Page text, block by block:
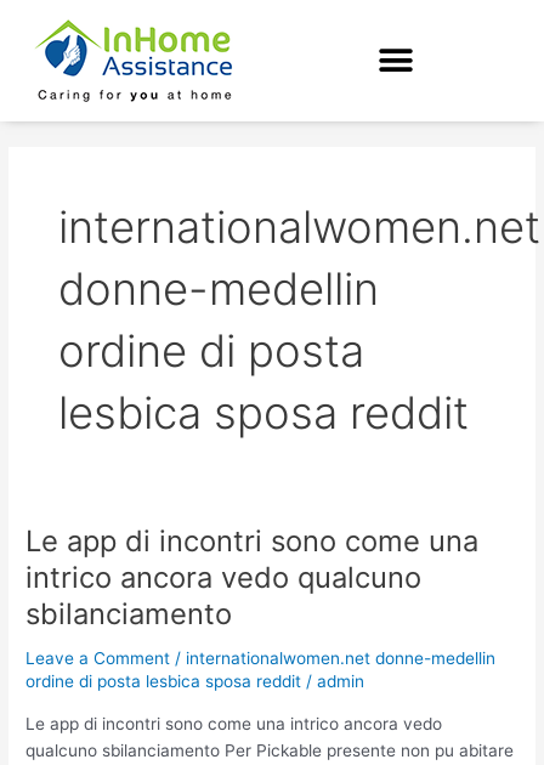
content
internationalwomen.net
donne-medellin
ordine di posta
lesbica sposa reddit
Le app di incontri sono come una
intrico ancora vedo qualcuno
sbilanciamento
Leave a Comment / internationalwomen.net donne-medellin
ordine di posta lesbica sposa reddit /admin
Le app di incontri sono come una intrico ancora vedo
qualcuno sbilanciamento Per Pickable presente non pu abitare
Le
app
di
incontri
come
intrico
ancora